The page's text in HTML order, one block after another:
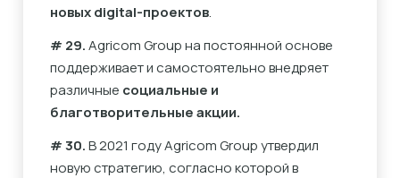
новых digital-проектов.
# 29.Agricom Group на постоянной основе
поддерживает и самостоятельно внедряет
различные социальные и
благотворительные акции.
# 30.В 2021 году Agricom Group утвердил
новую стратегию, согласно которой в